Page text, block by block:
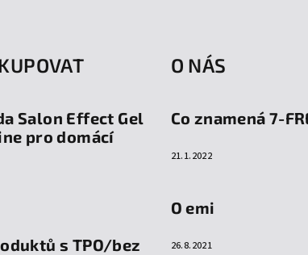
Salon Effect Gel
pro domácí
s TPO/bez
O NÁS
Co znamená 7-
21.1.2022
O emi
26.8.2021